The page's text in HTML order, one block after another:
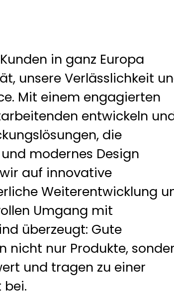
in ganz Europa
unsere Verlässlichkeit
Mit einem engagierten
entwickeln
die
modernes Design
auf innovative
Weiterentwicklung
Umgang mit
überzeugt: Gute
nicht nur Produkte,
und tragen zu einer
bei.